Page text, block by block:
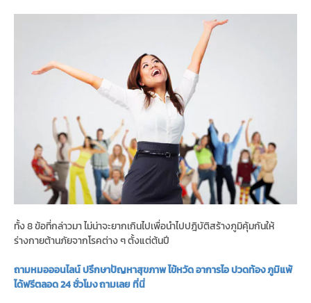
ทั้ง 8 ข้อที่กล่าวมา ไม่น่าจะยากเกินไปเพื่อนำไปปฎิบัติสร้างภูมิคุ้มกันให้
ร่างกายต้านภัยจากโรคต่าง ๆ ตั้งแต่ต้นปี
ถามหมอออนไลน์ ปรึกษาปัญหาสุขภาพ ไข้หวัด อาการไอ ปวดท้อง ภูมิแพ้
ได้ฟรีตลอด 24 ชั่วโมง ถามเลย ที่นี่